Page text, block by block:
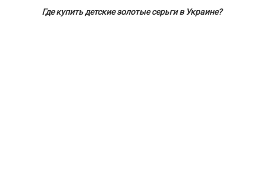
Где купить детские золотые серьги в Украине?